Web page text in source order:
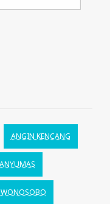
ANGIN KENCANG